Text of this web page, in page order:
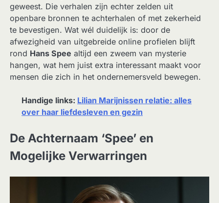
geweest. Die verhalen zijn echter zelden uit
openbare bronnen te achterhalen of met zekerheid
te bevestigen. Wat wél duidelijk is: door de
afwezigheid van uitgebreide online profielen blijft
rond Hans Spee altijd een zweem van mysterie
hangen, wat hem juist extra interessant maakt voor
mensen die zich in het ondernemersveld bewegen.
Handige links: Lilian Marijnissen relatie: alles
over haar liefdesleven en gezin
De Achternaam ‘Spee’ en
Mogelijke Verwarringen